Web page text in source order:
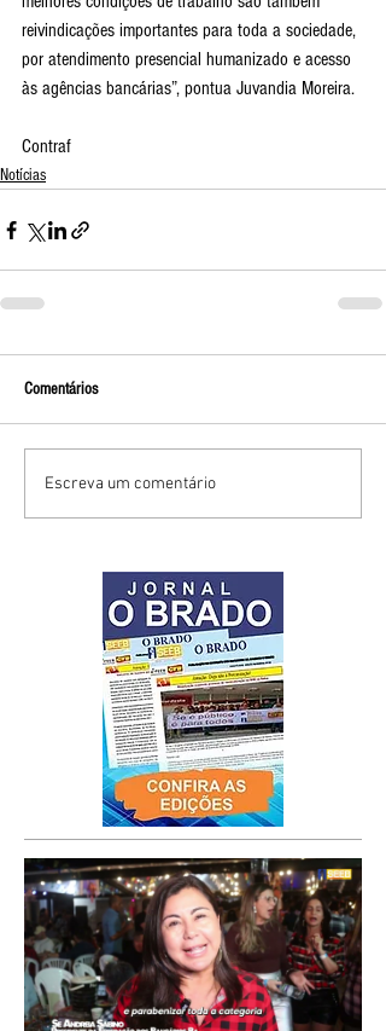
reivindicações importantes para toda a sociedade,
por atendimento presencial humanizado e acesso
às agências bancárias”, pontua Juvandia Moreira.
Contraf
Notícias
Comentários
Escreva um comentário